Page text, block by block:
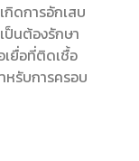
กิดการอักเสบ
ป็นต้องรักษา
ยื่อที่ติดเชื้อ
หรับการครอบ